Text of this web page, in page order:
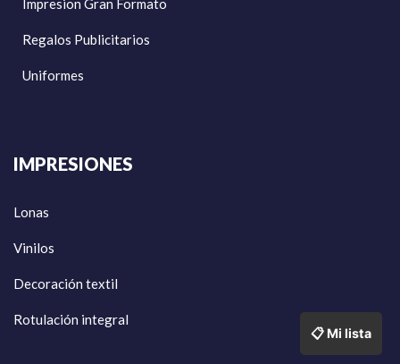
Impresion Gran Formato
Regalos Publicitarios
Uniformes
IMPRESIONES
Lonas
Vinilos
Decoración textil
Rotulación integral
📋 Mi lista